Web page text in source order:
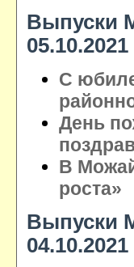
Выпуски
05.10.2021
С
День
В
роста»
Выпуски
04.10.2021